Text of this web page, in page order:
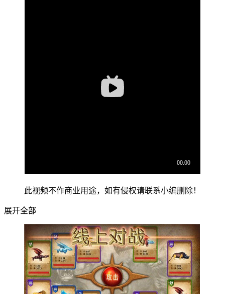
此视频不作商业用途，如有侵权请联系小编删除！
展开全部